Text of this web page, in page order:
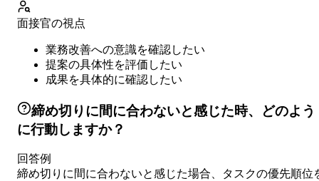
面接官の視点
業務改善への意識を確認したい
提案の具体性を評価したい
成果を具体的に確認したい
締め切りに間に合わないと感じた時、どのよう
に行動しますか？
回答例
締め切りに間に合わないと感じた場合、タスクの優先順位